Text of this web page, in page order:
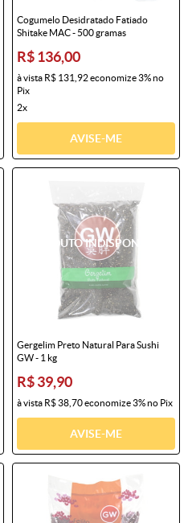
Cogumelo Desidratado Fatiado
Shitake MAC - 500 gramas
R$ 136,00
à vista R$ 131,92economize3%no
Pix
2x
AVISE-ME
Gergelim Preto Natural Para Sushi
GW - 1 kg
R$ 39,90
à vista R$ 38,70economize3%no Pix
AVISE-ME